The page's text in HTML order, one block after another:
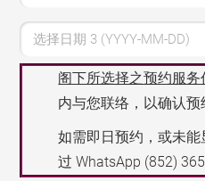
选择日期 3 (YYYY-MM-DD)
阁下所选择之预约服
内与您联络，以确认预
如需即日预约，或未
过 WhatsApp (852)